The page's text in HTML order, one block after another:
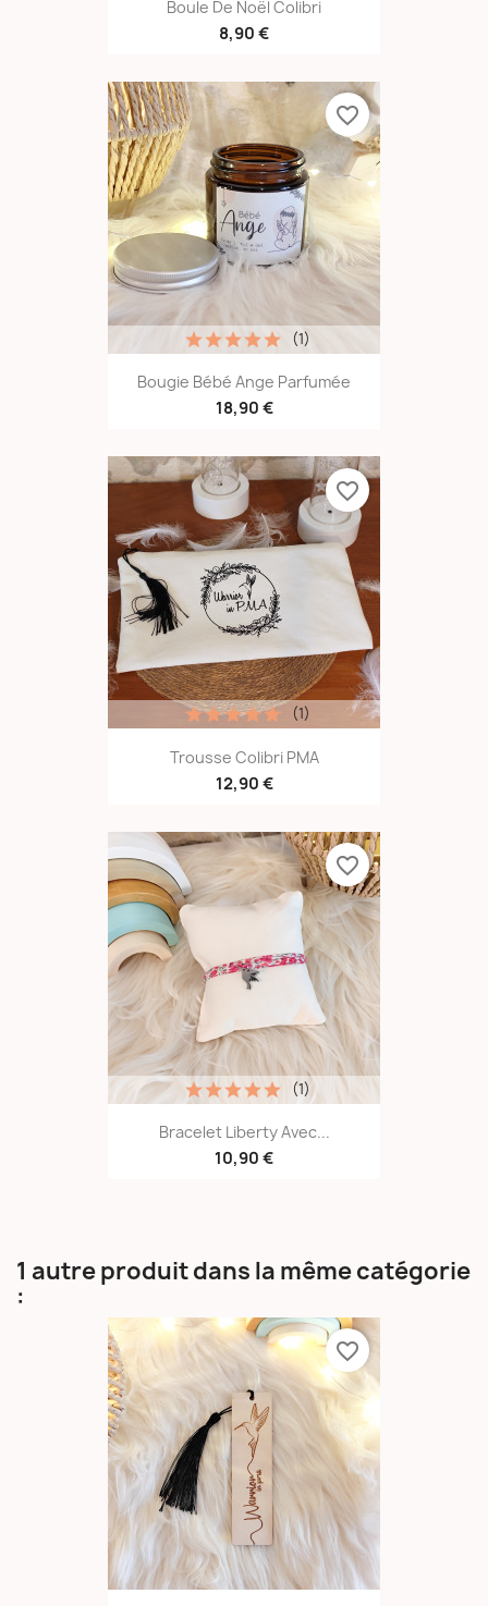
Boule De Noël Colibri
8,90 €
Bougie Bébé Ange Parfumée
18,90 €
(1)
favorite_border
Trousse Colibri PMA
12,90 €
(1)
favorite_border
Bracelet Liberty Avec...
10,90 €
(1)
favorite_border
1 autre produit dans la même catégorie
:
favorite_border